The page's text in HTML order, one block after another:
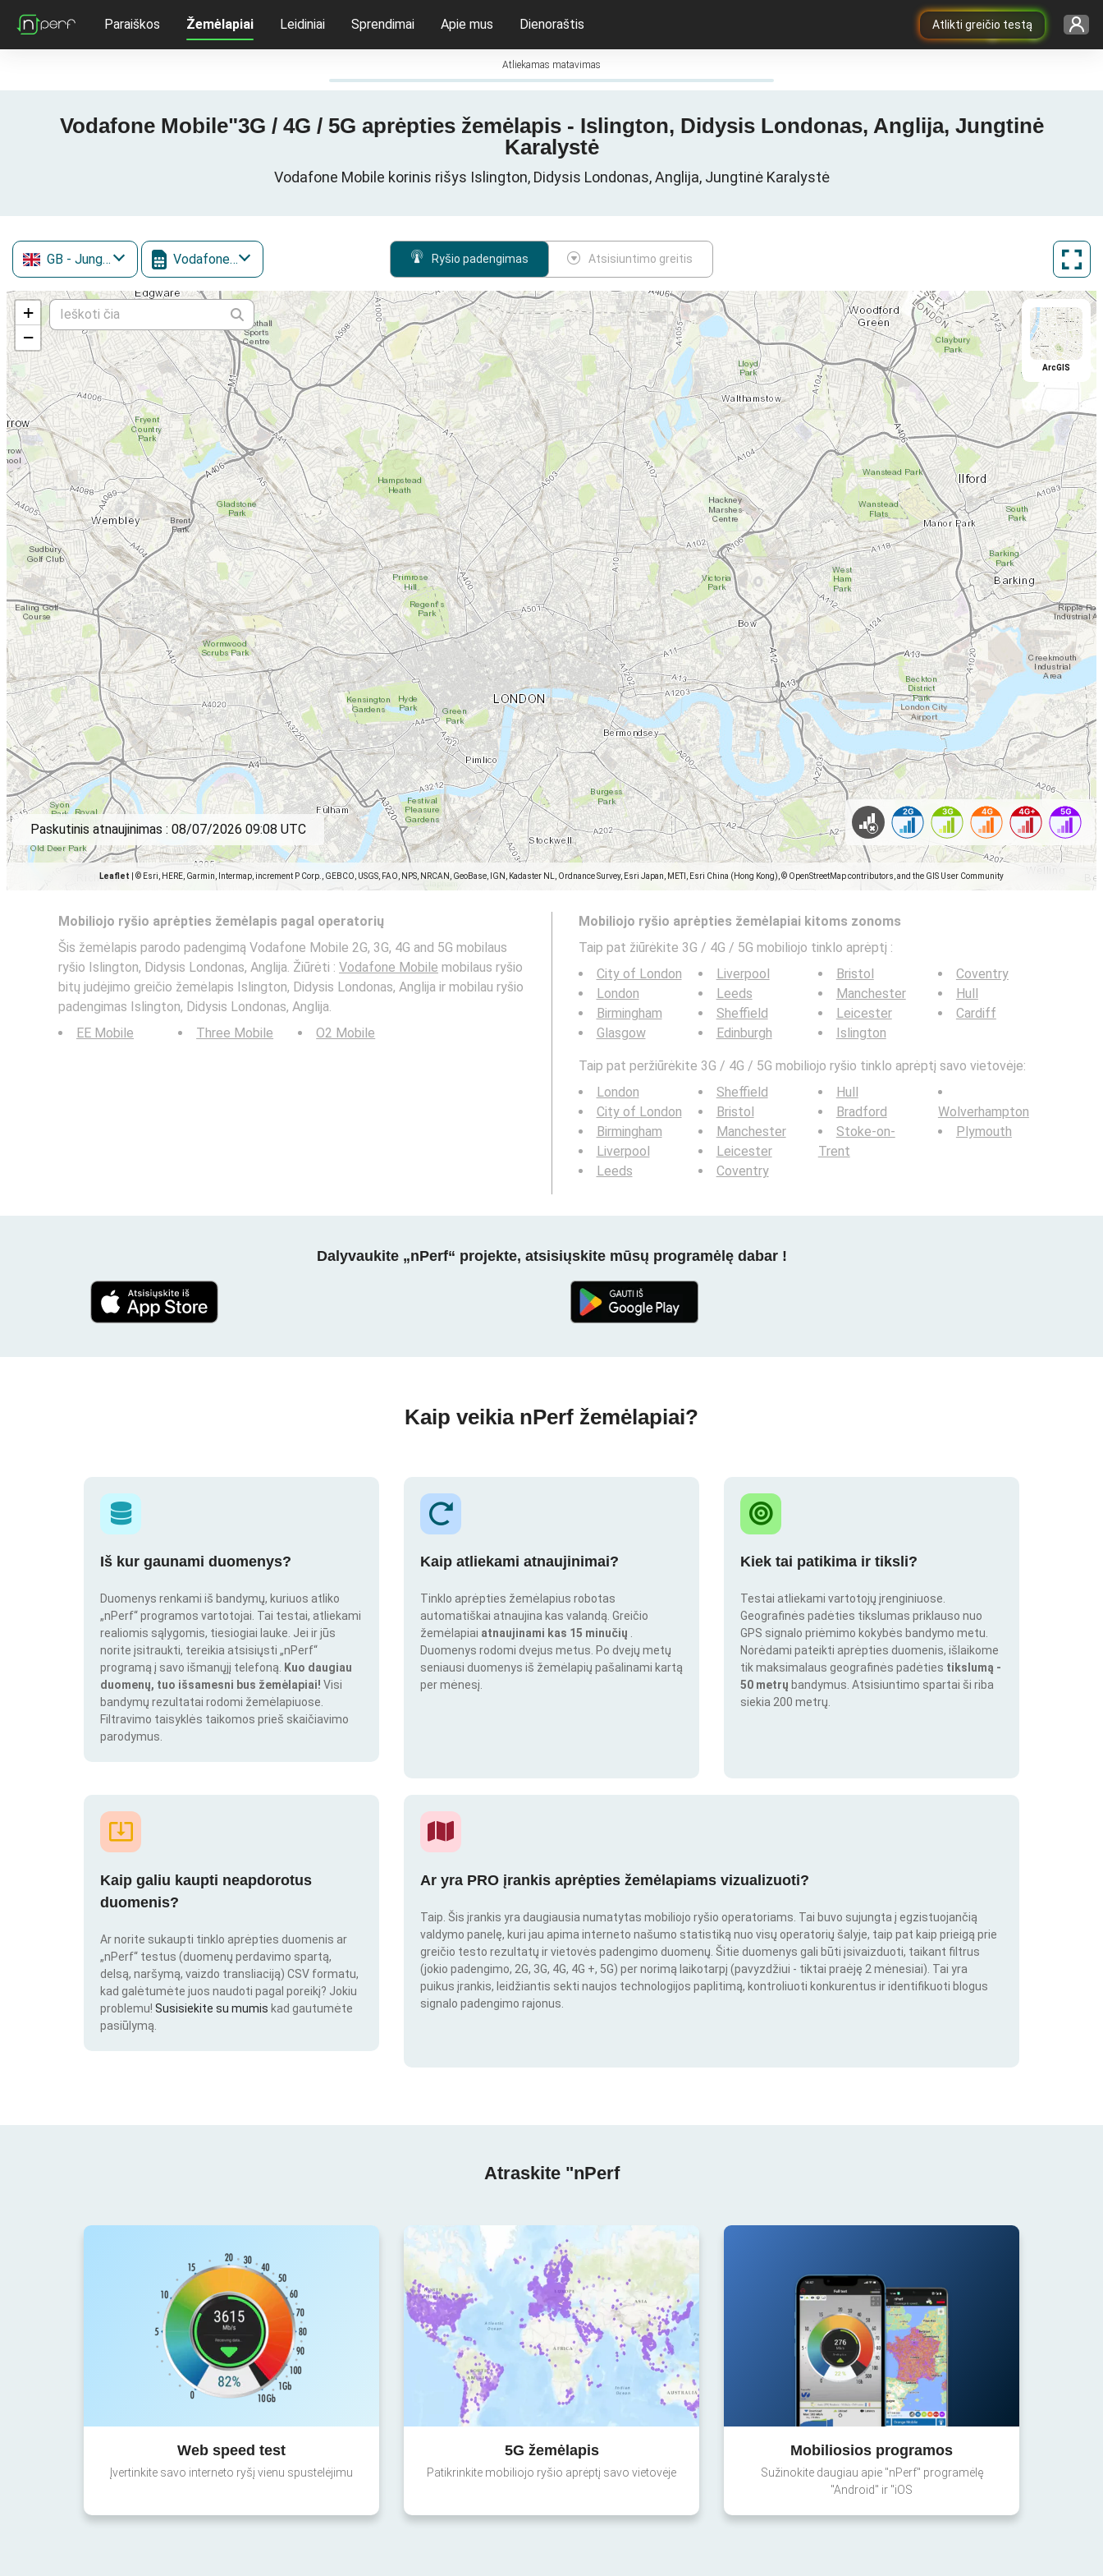
Atlikti greičio testą
Paraiškos Žemėlapiai Leidiniai Sprendimai Apie mus Dienoraštis
Atliekamas matavimas
Vodafone Mobile"3G / 4G / 5G aprėpties žemėlapis - Islington, Didysis Londonas, Anglija, Jungtinė
Karalystė
Vodafone Mobile korinis rišys Islington, Didysis Londonas, Anglija, Jungtinė Karalystė
GB - Jungtinė Karalystė Vodafone Mobile Ryšio padengimas Atsisiuntimo greitis
+
−
Leaflet © Esri, HERE, Garmin, Intermap, increment P Corp., GEBCO, USGS, FAO, NPS, NRCAN, GeoBase, IGN, Kadaster NL, Ordnance Survey, Esri Japan, METI, Esri China (Hong Kong), © OpenStreetMap contributors, and the GIS User Community
ArcGIS
Paskutinis atnaujinimas : 08/07/2026 09:08 UTC
Mobiliojo ryšio aprėpties žemėlapis pagal operatorių
Šis žemėlapis parodo padengimą Vodafone Mobile 2G, 3G, 4G and 5G mobilaus
ryšio Islington, Didysis Londonas, Anglija. Žiūrėti : Vodafone Mobile mobilaus ryšio
bitų judėjimo greičio žemėlapis Islington, Didysis Londonas, Anglija ir mobilau ryšio
padengimas Islington, Didysis Londonas, Anglija.
EE Mobile
Three Mobile O2 Mobile
Mobiliojo ryšio aprėpties žemėlapiai kitoms zonoms
Taip pat žiūrėkite 3G / 4G / 5G mobiliojo tinklo aprėptį :
City of London
London
Birmingham
Glasgow
Liverpool
Leeds
Sheffield
Edinburgh
Bristol
Manchester
Leicester
Islington
Coventry
Hull
Cardiff
Taip pat peržiūrėkite 3G / 4G / 5G mobiliojo ryšio tinklo aprėptį savo vietovėje:
London
City of London
Birmingham
Liverpool
Leeds
Sheffield
Bristol
Manchester
Leicester
Coventry
Hull
Bradford
Stoke-on-
Trent
Wolverhampton
Plymouth
Dalyvaukite „nPerf“ projekte, atsisiųskite mūsų programėlę dabar !
Kaip veikia nPerf žemėlapiai?
Iš kur gaunami duomenys?
Duomenys renkami iš bandymų, kuriuos atliko
„nPerf“ programos vartotojai. Tai testai, atliekami
realiomis sąlygomis, tiesiogiai lauke. Jei ir jūs
norite įsitraukti, tereikia atsisiųsti „nPerf“
programą į savo išmanųjį telefoną.
Kuo daugiau
duomenų, tuo išsamesni bus žemėlapiai! Visi
bandymų rezultatai rodomi žemėlapiuose.
Filtravimo taisyklės taikomos prieš skaičiavimo
parodymus.
Kaip atliekami atnaujinimai?
Tinklo aprėpties žemėlapius robotas
automatiškai atnaujina kas valandą. Greičio
žemėlapiai atnaujinami kas 15 minučių
Duomenys rodomi dvejus metus. Po dvejų metų
seniausi duomenys iš žemėlapių pašalinami kartą
per mėnesį.
Kiek tai patikima ir tiksli?
Testai atliekami vartotojų įrenginiuose.
Geografinės padėties tikslumas priklauso nuo
GPS signalo priėmimo kokybės bandymo metu.
Norėdami pateikti aprėpties duomenis, išlaikome
tik maksimalaus geografinės padėties tikslumą -
50 metrų bandymus. Atsisiuntimo spartai ši riba
siekia 200 metrų.
Kaip galiu kaupti neapdorotus
duomenis?
Ar norite sukaupti tinklo aprėpties duomenis ar
„nPerf“ testus (duomenų perdavimo spartą,
delsą, naršymą, vaizdo transliaciją) CSV formatu,
kad galėtumėte juos naudoti pagal poreikį? Jokiu
problemu! Susisiekite su mumis kad gautumėte
pasiūlymą.
Ar yra PRO įrankis aprėpties žemėlapiams vizualizuoti?
Taip. Šis įrankis yra daugiausia numatytas mobiliojo ryšio operatoriams. Tai buvo sujungta į egzistuojančią
valdymo panelę, kuri jau apima interneto našumo statistiką nuo visų operatorių šalyje, taip pat kaip prieigą prie
greičio testo rezultatų ir vietovės padengimo duomenų. Šitie duomenys gali būti įsivaizduoti, taikant filtrus
(jokio padengimo, 2G, 3G, 4G, 4G +, 5G) per norimą laikotarpį (pavyzdžiui - tiktai praėję 2 mėnesiai). Tai yra
puikus įrankis, leidžiantis sekti naujos technologijos paplitimą, kontroliuoti konkurentus ir identifikuoti blogus
signalo padengimo rajonus.
Atraskite "nPerf
Web speed test
Įvertinkite savo interneto ryšį vienu spustelėjimu
5G žemėlapis
Patikrinkite mobiliojo ryšio aprėptį savo vietovėje
Mobiliosios programos
Sužinokite daugiau apie "nPerf" programėlę
"Android" ir "iOS